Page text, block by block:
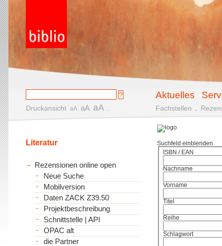
Aktuelles
Druckansicht aA aA aA Fachstellen
Suchfeld einblenden
ISBN / EAN
Nachname
Vorname
Titel
Reihe
Schlagwort
Literatur
Rezensionen online open
Neue Suche
Mobilversion
Daten ZACK Z39.50
Projektbeschreibung
Schnittstelle | API
OPAC alt
die Partner